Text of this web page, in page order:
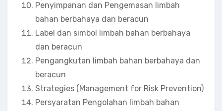
Penyimpanan dan Pengemasan limbah
bahan berbahaya dan beracun
Label dan simbol limbah bahan berbahaya
dan beracun
Pengangkutan limbah bahan berbahaya dan
beracun
Strategies (Management for Risk Prevention)
Persyaratan Pengolahan limbah bahan